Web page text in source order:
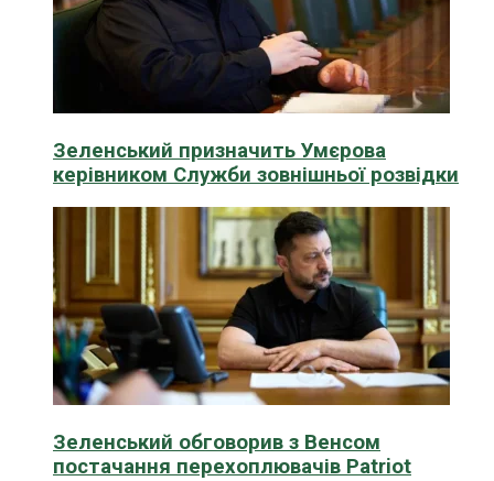
Зеленський призначить Умєрова
керівником Служби зовнішньої розвідки
Зеленський обговорив з Венсом
постачання перехоплювачів Patriot